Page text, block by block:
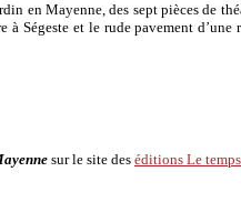
en Mayenne, des sept pièces de
Ségeste et le rude pavement
sur le site des éditions Le